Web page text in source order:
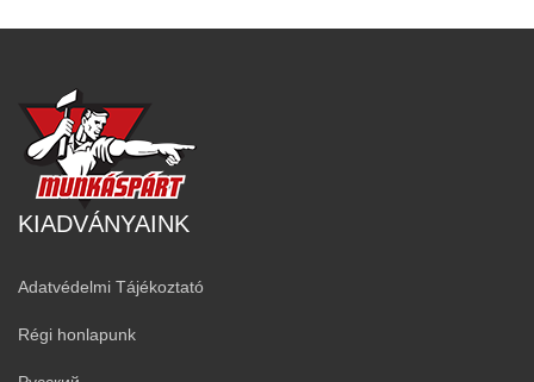
KIADVÁNYAINK
Adatvédelmi Tájékoztató
Régi honlapunk